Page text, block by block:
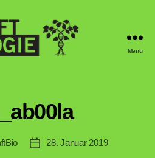
Menü
Veröffentlichungsdatum
28. Januar 2019